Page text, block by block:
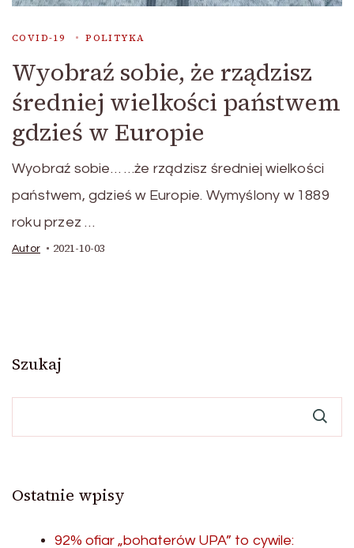
COVID-19 POLITYKA
Wyobraź sobie, że rządzisz
średniej wielkości państwem
gdzieś w Europie
Wyobraź sobie… …że rządzisz średniej wielkości
państwem, gdzieś w Europie. Wymyślony w 1889
roku przez …
Autor 2021-10-03
Szukaj
Ostatnie wpisy
92% ofiar „bohaterów UPA” to cywile: